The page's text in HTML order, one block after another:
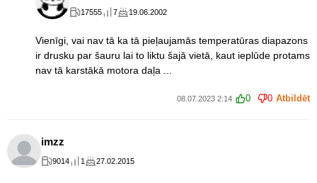
17555 7 19.06.2002
Vienīgi, vai nav tā ka tā pieļaujamās temperatūras diapazons
ir drusku par šauru lai to liktu šajā vietā, kaut ieplūde protams
nav tā karstākā motora daļa ...
08.07.2023 2:14 0 0 Atbildēt
imzz
9014 1 27.02.2015